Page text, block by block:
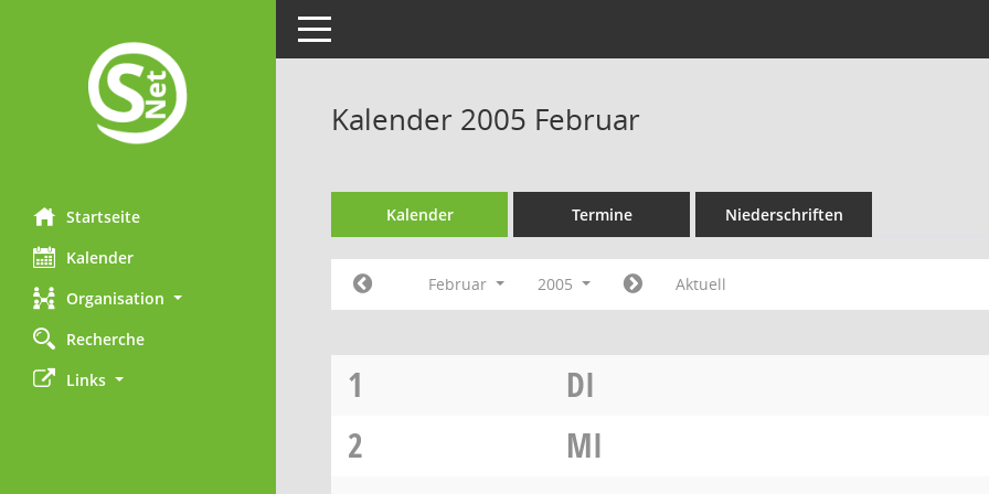
Startseite
Kalender
Organisation
Recherche
Links
Toggle navigation
Kalender 2005 Februar
Kalender Termine Niederschriften
Februar 2005 Aktuell
1
DI
2
MI